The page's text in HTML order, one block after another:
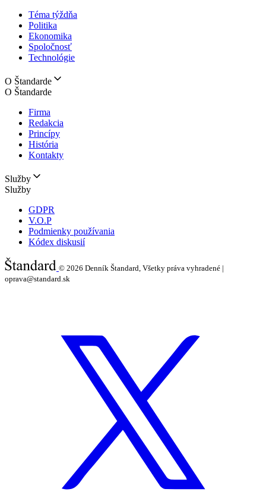
Téma týždňa
Politika
Ekonomika
Spoločnosť
Technológie
O Štandarde
O Štandarde
Firma
Redakcia
Princípy
História
Kontakty
Služby
Služby
GDPR
V.O.P
Podmienky používania
Kódex diskusií
© 2026 Denník Štandard, Všetky práva vyhradené |
oprava@standard.sk